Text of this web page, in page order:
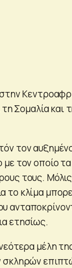
τη Σομαλία
τον
τον οποίο
τους.
το κλίμα
ετησίως.
μέλη